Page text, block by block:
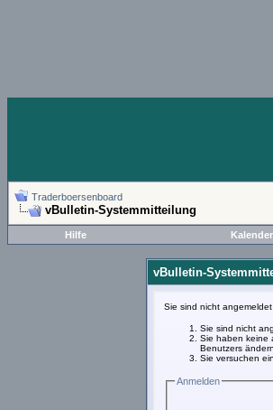
Traderboersenboard
vBulletin-Systemmitteilung
Hilfe Kalender
vBulletin-
Sie sind nicht
Sie sind nicht
Sie haben keine
Benutzers
Sie versuchen
Anmelden